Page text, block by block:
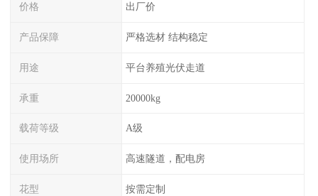
价格 出厂价
产品保障 严格选材 结构稳定
用途 平台养殖光伏走道
承重 20000kg
载荷等级 A级
使用场所 高速隧道，配电房
花型 按需定制